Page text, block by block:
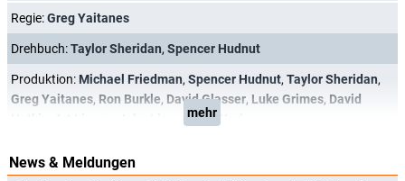
Regie:Greg Yaitanes
Drehbuch:Taylor Sheridan, Spencer Hudnut
Produktion: Michael Friedman, Spencer Hudnut, Taylor Sheridan,
Greg Yaitanes, Ron Burkle, David Glasser, Luke Grimes, David
John Linson,Bob Yari
mehr
News & Meldungen